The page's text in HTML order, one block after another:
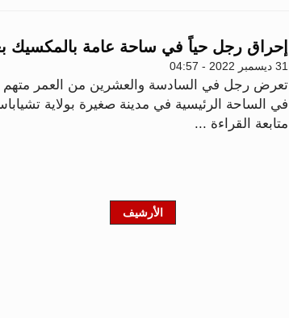
إحراق رجل حياً في ساحة عامة بالمكسيك
31 ديسمبر 2022 - 04:57
تعرض رجل في السادسة والعشرين من العمر متهم
في الساحة الرئيسية في مدينة صغيرة بولاية
متابعة القراءة ...
الأرشيف